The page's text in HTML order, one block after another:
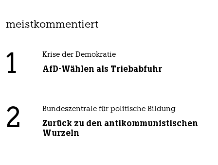
meistkommentiert
1 Krise der Demokratie
AfD-Wählen als Triebabfuhr
2 Bundeszentrale für politische Bildung
Zurück zu den antikommunistischen
Wurzeln